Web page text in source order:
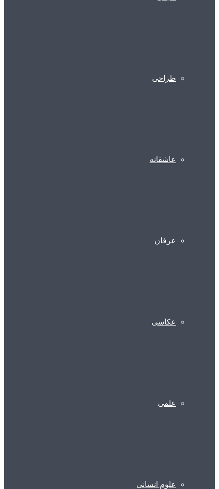
طراحی
عاشقانه
عرفان
عکاسی
علمی
علوم انسانی